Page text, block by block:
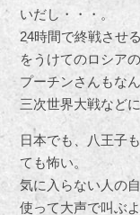
いだし・・・。
24時間で終戦させ
をうけてのロシアの
プーチンさんもな
三次世界大戦など
日本でも、八王子
ても怖い。
気に入らない人の
使って大声で叫ぶ